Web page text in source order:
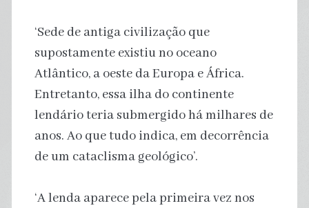
‘Sede de antiga civilização que
supostamente existiu no oceano
Atlântico, a oeste da Europa e África.
Entretanto, essa ilha do continente
lendário teria submergido há milhares de
anos. Ao que tudo indica, em decorrência
de um cataclisma geológico’.
‘A lenda aparece pela primeira vez nos